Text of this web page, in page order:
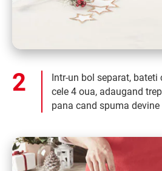
Intr-un bol separat,
cele 4 oua, adaugand
pana cand spuma